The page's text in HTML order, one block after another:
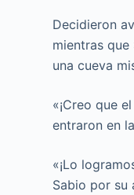
Decidieron
mientras
una cueva
«¡Creo que
entraron en
«¡Lo
Sabio por su